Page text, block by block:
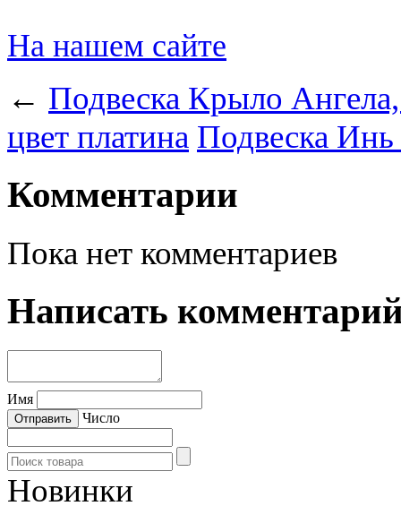
На нашем сайте
← Подвеска Крыло
цвет платина Подвеска Инь
Комментарии
Пока нет комментариев
Написать
Имя
Число
Новинки